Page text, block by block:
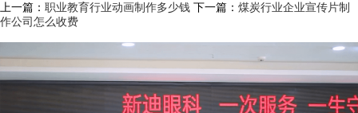
上一篇： 职业教育行业动画制作多少钱 下一篇： 煤炭行业企业宣传片制
作公司怎么收费